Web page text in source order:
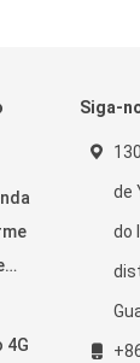
4G
Siga-
de
do